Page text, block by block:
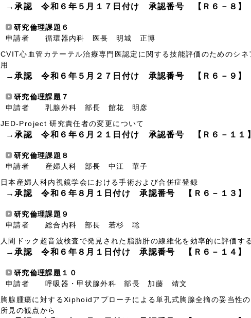
→承認 令和６年５月１７日付け 承認番号 【Ｒ６－８】
研究倫理課題６
申請者 循環器内科 医長 明城 正博
CVIT心血管カテーテル治療専門医認定に関する技能評価のためのシ
用
→承認 令和６年５月２７日付け 承認番号 【Ｒ６－９】
研究倫理課題７
申請者 乳腺外科 部長 館花 明彦
JED-Project 研究責任者の変更について
→承認 令和６年６月２１日付け 承認番号 【Ｒ６－１１】
研究倫理課題８
申請者 産婦人科 部長 中江 華子
日本産婦人科内視鏡学会における手術および合併症登録
→承認 令和６年８月１日付け 承認番号 【Ｒ６－１３】
研究倫理課題９
申請者 総合内科 部長 若杉 聡
人間ドック超音波検査で発見された脂肪肝の線維化を効率的に評価す
→承認 令和６年８月１日付け 承認番号 【Ｒ６－１４】
研究倫理課題１０
申請者 呼吸器・甲状腺外科 部長 加藤 靖文
胸腺腫瘍に対するXiphoidアプローチによる単孔式胸腺全摘の妥当性
所見の観点から